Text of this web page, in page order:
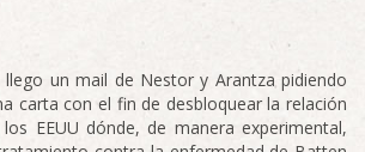
un mail de Nestor y Arantza pidiendo
carta con el fin de desbloquear la relación
EEUU dónde, de manera experimental,